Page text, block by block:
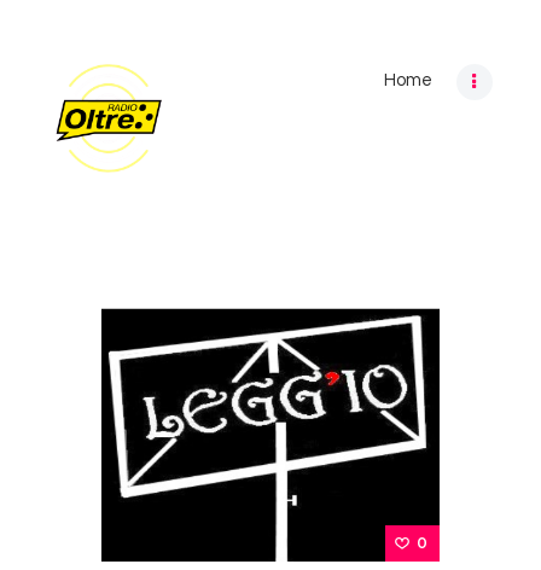
Home
Home
Contatti
Privacy Policy
0